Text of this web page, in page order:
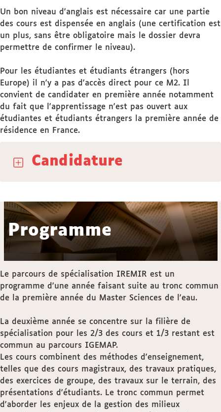
Un bon niveau d'anglais est nécessaire car une partie
des cours est dispensée en anglais (une certification est
un plus, sans être obligatoire mais le dossier devra
permettre de confirmer le niveau).
Pour les étudiantes et étudiants étrangers (hors
Europe) il n'y a pas d'accès direct pour ce M2. Il
convient de candidater en première année notamment
du fait que l'apprentissage n'est pas ouvert aux
étudiantes et étudiants étrangers la première année de
résidence en France.
Candidature
Programme
Le parcours de spécialisation IREMIR est un
programme d'une année faisant suite au tronc commun
de la première année du Master Sciences de l'eau.
La deuxième année se concentre sur la filière de
spécialisation pour les 2/3 des cours et 1/3 restant est
commun au parcours IGEMAP.
Les cours combinent des méthodes d'enseignement,
telles que des cours magistraux, des travaux pratiques,
des exercices de groupe, des travaux sur le terrain, des
présentations d'étudiants. Le tronc commun permet
d'aborder les enjeux de la gestion des milieux